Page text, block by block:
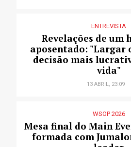
ENTREVISTA
Revelações de um
aposentado: "Largar
decisão mais
vida"
13 ABRIL, 23:09
WSOP 2026
Mesa final do Main
formada com